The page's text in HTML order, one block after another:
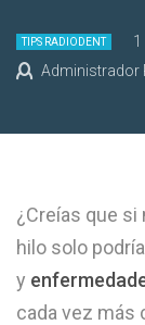
TIPS RADIODENT
Administrador
¿Creías que si
hilo solo
y
cada vez más